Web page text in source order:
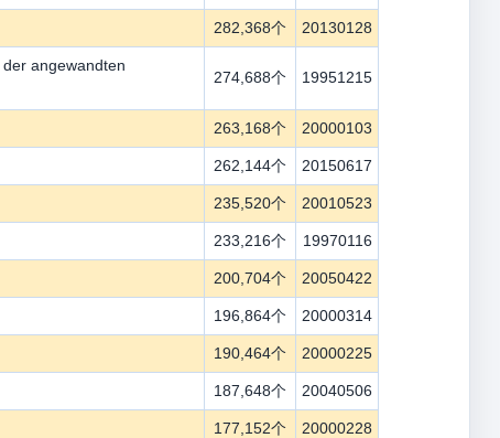
282,368个 20130128
angewandten
274,688个 19951215
263,168个 20000103
262,144个 20150617
235,520个 20010523
233,216个 19970116
200,704个 20050422
196,864个 20000314
190,464个 20000225
187,648个 20040506
177,152个 20000228